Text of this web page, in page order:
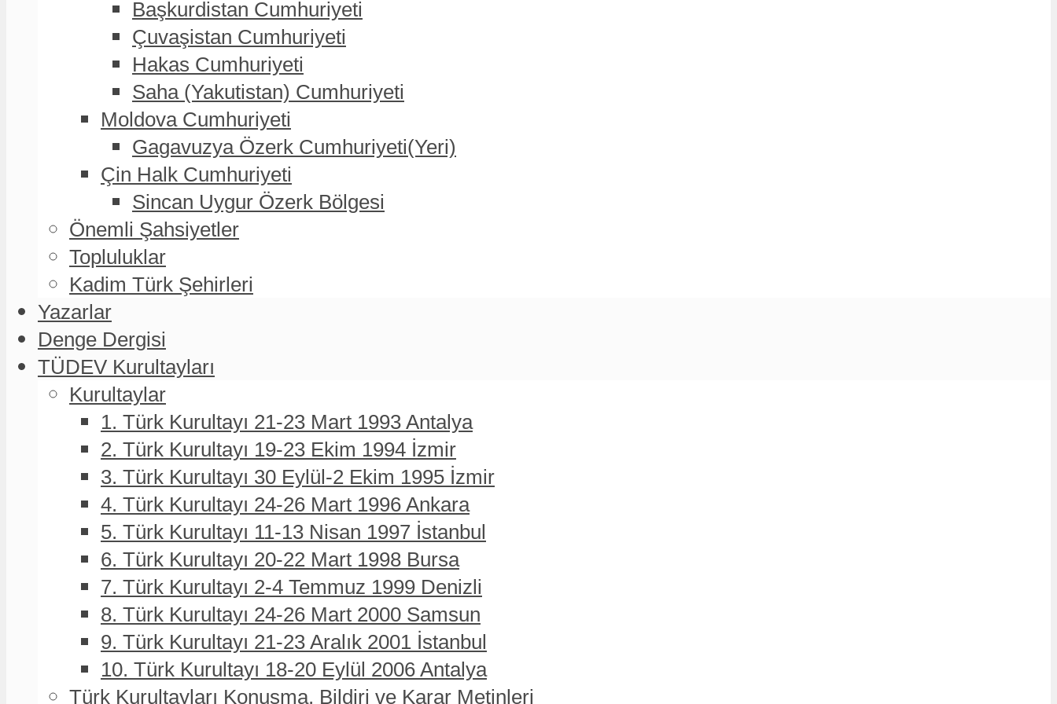
Başkurdistan Cumhuriyeti
Çuvaşistan Cumhuriyeti
Hakas Cumhuriyeti
Saha (Yakutistan) Cumhuriyeti
Moldova Cumhuriyeti
Gagavuzya Özerk Cumhuriyeti(Yeri)
Çin Halk Cumhuriyeti
Sincan Uygur Özerk Bölgesi
Önemli Şahsiyetler
Topluluklar
Kadim Türk Şehirleri
Yazarlar
Denge Dergisi
TÜDEV Kurultayları
Kurultaylar
1. Türk Kurultayı 21-23 Mart 1993 Antalya
2. Türk Kurultayı 19-23 Ekim 1994 İzmir
3. Türk Kurultayı 30 Eylül-2 Ekim 1995 İzmir
4. Türk Kurultayı 24-26 Mart 1996 Ankara
5. Türk Kurultayı 11-13 Nisan 1997 İstanbul
6. Türk Kurultayı 20-22 Mart 1998 Bursa
7. Türk Kurultayı 2-4 Temmuz 1999 Denizli
8. Türk Kurultayı 24-26 Mart 2000 Samsun
9. Türk Kurultayı 21-23 Aralık 2001 İstanbul
10. Türk Kurultayı 18-20 Eylül 2006 Antalya
Türk Kurultayları Konuşma, Bildiri ve Karar Metinleri